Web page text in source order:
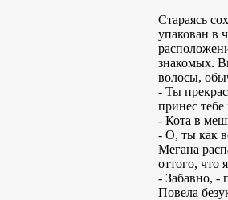
Стараясь
упакован в
знакомых.
волосы,
- Ты
принес
- Кота в
- О, ты как
Мегана
оттого, что
- Забавно, -
Повела